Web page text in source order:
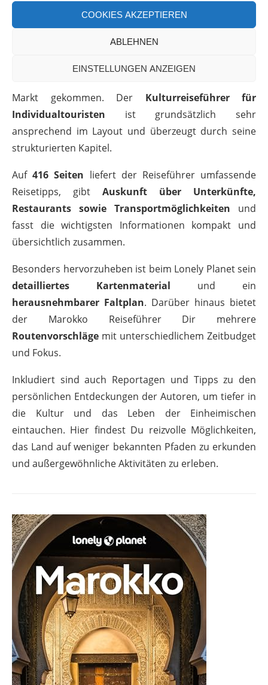
COOKIES AKZEPTIEREN
ABLEHNEN
EINSTELLUNGEN ANZEIGEN
3. Lonely Planet Reiseführer Marokko
Die aktuellste, deutsche Version desLonely Planet
Markt gekommen. Der Kulturreiseführer für
Individualtouristen ist grundsätzlich sehr
ansprechend im Layout und überzeugt durch seine
strukturierten Kapitel.
Auf416 Seiten liefert der Reiseführer umfassende
Reisetipps, gibt Auskunft über Unterkünfte,
Restaurants sowie Transportmöglichkeiten und
fasst die wichtigsten Informationen kompakt und
übersichtlich zusammen.
Besonders hervorzuheben ist beim Lonely Planet sein
detailliertes Kartenmaterial und ein
herausnehmbarer Faltplan. Darüber hinaus bietet
der Marokko Reiseführer Dir mehrere
Routenvorschläge mit unterschiedlichem Zeitbudget
und Fokus.
Inkludiert sind auch Reportagen und Tipps zu den
persönlichen Entdeckungen der Autoren, um tiefer in
die Kultur und das Leben der Einheimischen
eintauchen. Hier findest Du reizvolle Möglichkeiten,
das Land auf weniger bekannten Pfaden zu erkunden
und außergewöhnliche Aktivitäten zu erleben.